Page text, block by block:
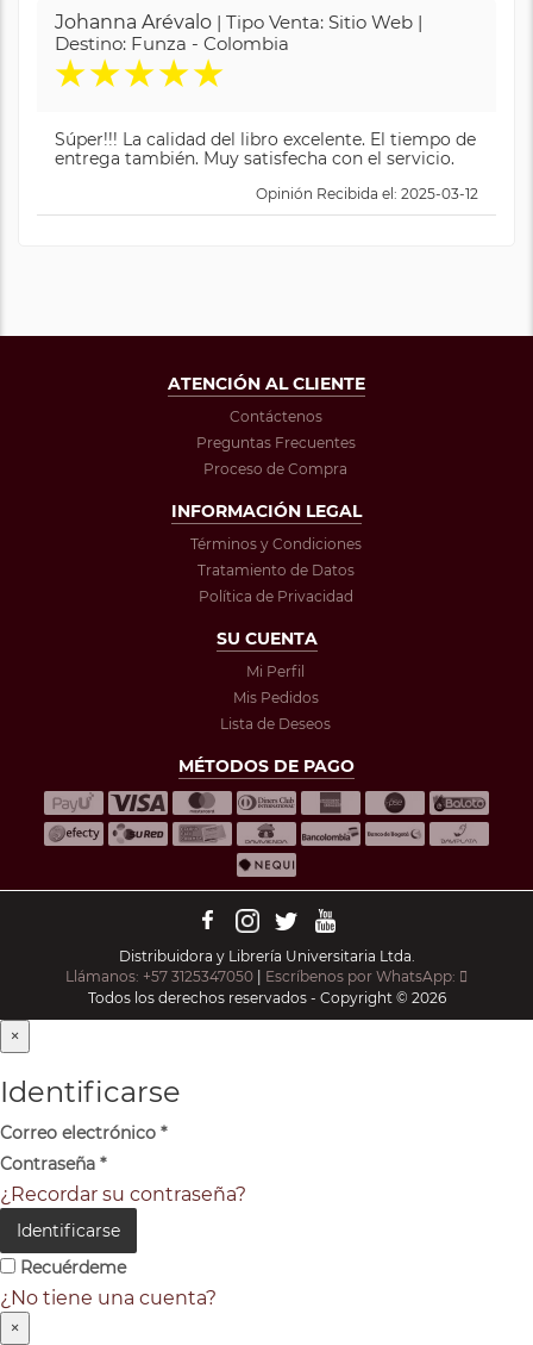
Johanna Arévalo | Tipo Venta: Sitio Web |
Destino: Funza - Colombia
★★★★★
Súper!!! La calidad del libro excelente. El tiempo de
entrega también. Muy satisfecha con el servicio.
Opinión Recibida el: 2025-03-12
ATENCIÓN AL CLIENTE
Contáctenos
Preguntas Frecuentes
Proceso de Compra
INFORMACIÓN LEGAL
Términos y Condiciones
Tratamiento de Datos
Política de Privacidad
SU CUENTA
Mi Perfil
Mis Pedidos
Lista de Deseos
MÉTODOS DE PAGO
Distribuidora y Librería Universitaria Ltda.
Llámanos: +57 3125347050
Escríbenos por WhatsApp:
Todos los derechos reservados - Copyright © 2026
×
Identificarse
Correo electrónico *
Contraseña *
¿Recordar su contraseña?
Identificarse
Recuérdeme
¿No tiene una cuenta?
×